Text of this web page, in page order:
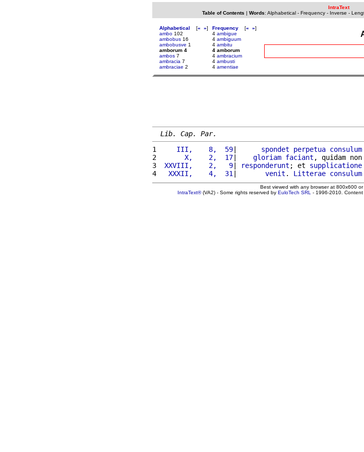
IntraText
Table of Contents | Words: Alphabetical- Frequency- Inverse -
Alphabetical [« »]
ambo 102
ambobus 16
ambobusve 1
amborum 4
ambos 7
ambracia 7
ambraciae 2
Frequency [« »]
4 ambigue
4 ambiguum
4 ambitu
4 amborum
4 ambracium
4 ambusti
4 amentiae
Lib. Cap. Par.
1
    III,    8,  59
| spondet perpetua consulum
2
      X,    2,  17
| gloriam faciant , quidam non
3
XXVIII,    2,   9| responderunt ; et supplicatione
4
  XXXII,    4,  31
| venit . Litterae consulum
Best viewed with any browser at 800x600
IntraText®(VA2) - Some rights reserved by EuloTech SRL - 1996-2010.